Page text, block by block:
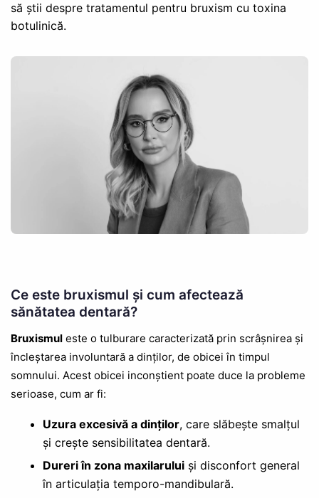
să știi despre tratamentul pentru bruxism cu toxina
botulinică.
Ce este bruxismul și cum afectează
sănătatea dentară?
Bruxismuleste o tulburare caracterizată prin scrâșnirea și
încleștarea involuntară a dinților, de obicei în timpul
somnului. Acest obicei inconștient poate duce la probleme
serioase, cum ar fi:
Uzura excesivă a dinților, care slăbește smalțul
și crește sensibilitatea dentară.
Dureri în zona maxilaruluiși disconfort general
în articulația temporo-mandibulară.